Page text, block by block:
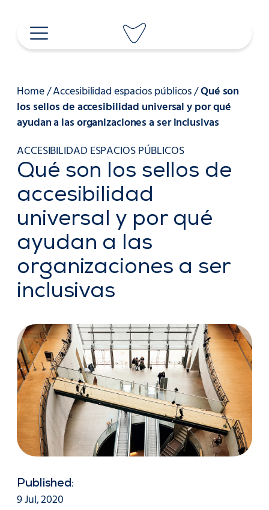
contenido
Home/Accesibilidad espacios públicos/Qué son
los sellos de accesibilidad universal y por qué
ayudan a las organizaciones a ser inclusivas
ACCESIBILIDAD ESPACIOS PÚBLICOS
Qué son los sellos de
accesibilidad
universal y por qué
ayudan a las
organizaciones a ser
inclusivas
Published:
9 Jul, 2020